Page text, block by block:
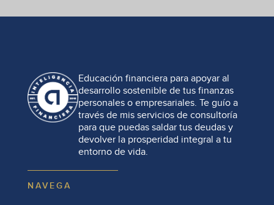
Educación financiera para apoyar al
desarrollo sostenible de tus finanzas
personales o empresariales. Te guío a
través de mis servicios de consultoría
para que puedas saldar tus deudas y
devolver la prosperidad integral a tu
entorno de vida.
NAVEGA